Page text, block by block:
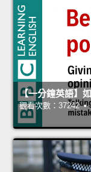
【一分鐘英語】
觀看次數：37242 •